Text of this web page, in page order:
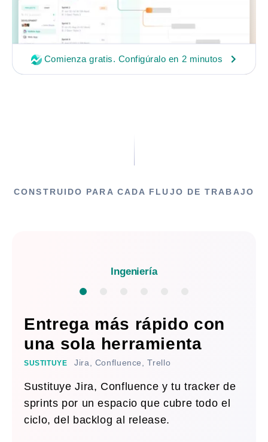
Comienza gratis. Configúralo en 2 minutos
CONSTRUIDO PARA CADA FLUJO DE TRABAJO
Ingeniería
Entrega más rápido con
una sola herramienta
SUSTITUYE Jira, Confluence, Trello
Sustituye Jira, Confluence y tu tracker de
sprints por un espacio que cubre todo el
ciclo, del backlog al release.